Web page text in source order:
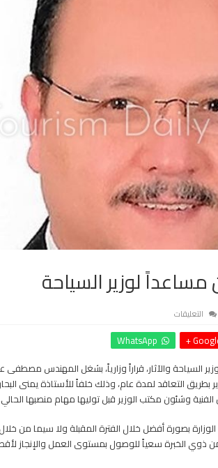
لوزير السياحة
التعليقات
علي
مساعداً
لوزير
السياحة
Google
WhatsApp
والآثار، قراراً وزارياً، بشغل المهندس مصطفى
التعاقد لمدة عام، وذلك خلفاً للأستاذة يمنى البحار
وشئون مكتب الوزير قبل توليها مهام منصبها الحالي.
بصورة أفضل خلال الفترة المقبلة ولا سيما من
من ذوي الخبرة سعياً للوصول بمستوى العمل والإنجاز